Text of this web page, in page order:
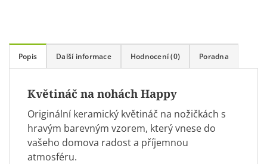
Popis Další informace Hodnocení (0) Poradna
Květináč na nohách Happy
Originální keramický květináč na nožičkách s
hravým barevným vzorem, který vnese do
vašeho domova radost a příjemnou
atmosféru.